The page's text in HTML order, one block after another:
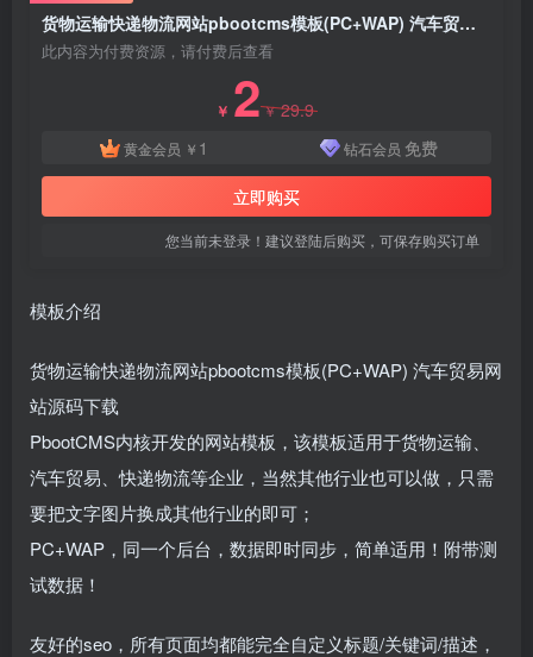
货物运输快递物流网站pbootcms模板(PC+WAP) 汽车贸易网站源码下载
此内容为付费资源，请付费后查看
￥ 2￥29.9
黄金会员 ￥ 1 钻石会员 免费
立即购买
您当前未登录！建议登陆后购买，可保存购买订单
模板介绍
货物运输快递物流网站pbootcms模板(PC+WAP) 汽车贸易网
站源码下载
PbootCMS内核开发的网站模板，该模板适用于货物运输、
汽车贸易、快递物流等企业，当然其他行业也可以做，只需
要把文字图片换成其他行业的即可；
PC+WAP，同一个后台，数据即时同步，简单适用！附带测
试数据！
友好的seo，所有页面均都能完全自定义标题/关键词/描述，